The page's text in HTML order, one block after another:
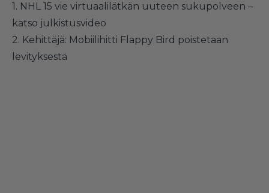
1. NHL 15 vie virtuaalilätkän uuteen sukupolveen –
katso julkistusvideo
2. Kehittäjä: Mobiilihitti Flappy Bird poistetaan
levityksestä